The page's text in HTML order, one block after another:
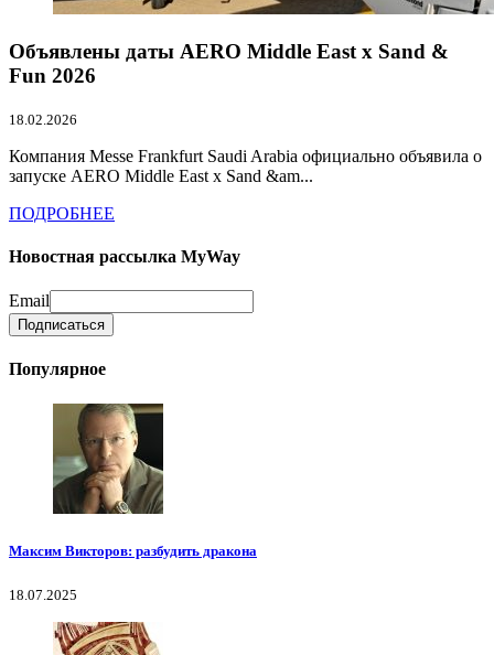
Объявлены даты AERO Middle East x Sand &
Fun 2026
18.02.2026
Компания Messe Frankfurt Saudi Arabia официально объявила о
запуске AERO Middle East x Sand &am...
ПОДРОБНЕЕ
Новостная рассылка MyWay
Email
Популярное
Максим Викторов: разбудить дракона
18.07.2025